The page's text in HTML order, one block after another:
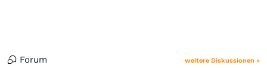
Forum weitere Diskussionen »